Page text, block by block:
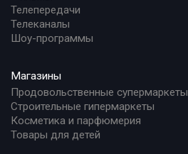
Телепередачи
Телеканалы
Шоу-программы
Магазины
Продовольственные супермаркеты
Строительные гипермаркеты
Косметика и парфюмерия
Товары для детей